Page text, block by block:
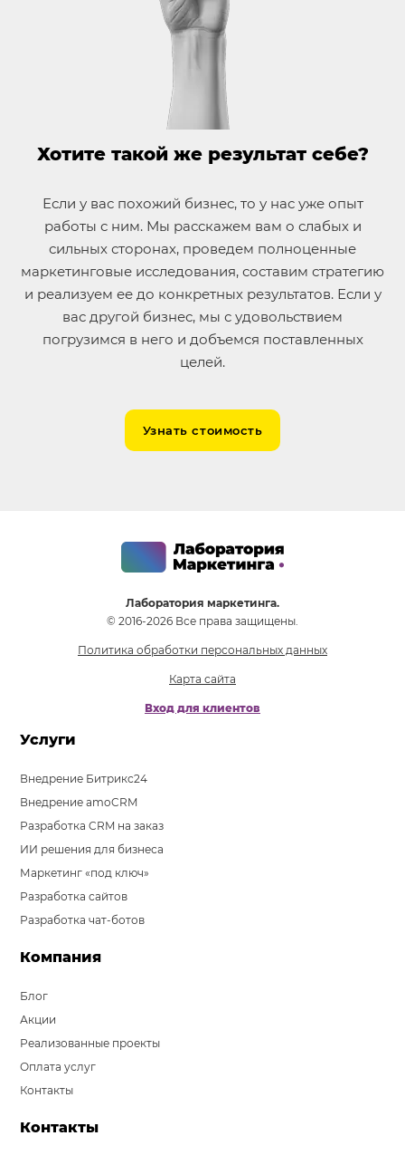
Хотите такой же результат себе?
Если у вас похожий бизнес, то у нас уже опыт
работы с ним. Мы расскажем вам о слабых и
сильных сторонах, проведем полноценные
маркетинговые исследования, составим стратегию
и реализуем ее до конкретных результатов. Если у
вас другой бизнес, мы с удовольствием
погрузимся в него и добъемся поставленных
целей.
Узнать стоимость
Лаборатория маркетинга.
© 2016-2026 Все права защищены.
Политика обработки персональных данных
Карта сайта
Вход для клиентов
Услуги
Внедрение Битрикс24
Внедрение amoCRM
Разработка CRM на заказ
ИИ решения для бизнеса
Маркетинг «под ключ»
Разработка сайтов
Разработка чат-ботов
Компания
Блог
Акции
Реализованные проекты
Оплата услуг
Контакты
Контакты